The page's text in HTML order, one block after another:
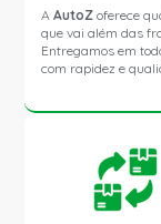
2000)
CIVIC LX
CIVIC LXB
AAutoZ oferece
que vai além das
Entregamos em
com rapidez e